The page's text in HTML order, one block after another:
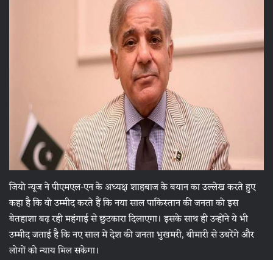
जियो न्‍यूज ने पीएमएल-एन के अध्‍यक्ष शाहबाज के बयान का उल्‍लेख करते हुए
कहा है कि वो उम्‍मीद करते हैं कि नया साल पाकिस्‍तान की जनता को इस
बेतहाशा बढ़ रही महंगाई से छुटकारा दिलाएगा। इसके साथ ही उन्‍होंने ये भी
उम्‍मीद जताई है कि नए साल में देश की जनता भुखमरी, बीमारी से उबरेंगे और
लोगों को न्‍याय मिल सकेगा।